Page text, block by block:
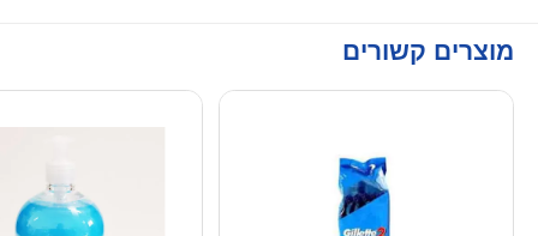
מוצרים קשורים